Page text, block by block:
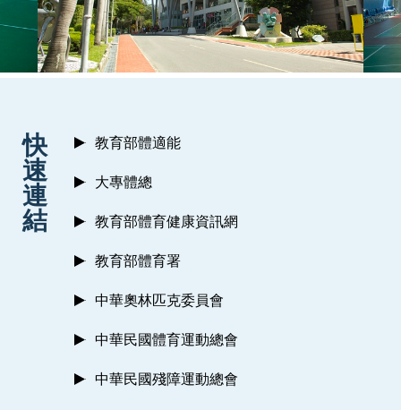
快
速
連
結
教育部體適能
大專體總
教育部體育健康資訊網
教育部體育署
中華奧林匹克委員會
中華民國體育運動總會
中華民國殘障運動總會